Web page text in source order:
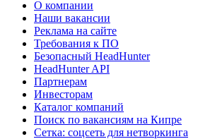
О компании
Наши вакансии
Реклама на сайте
Требования к ПО
Безопасный HeadHunter
HeadHunter API
Партнерам
Инвесторам
Каталог компаний
Поиск по вакансиям на Кипре
Сетка: соцсеть для нетворкинга